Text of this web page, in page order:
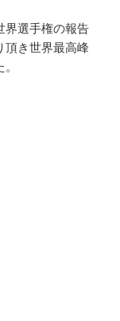
界選手権の報告
頂き世界最高峰